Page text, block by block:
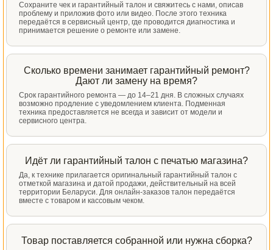
Сохраните чек и гарантийный талон и свяжитесь с нами, описав
проблему и приложив фото или видео. После этого техника
передаётся в сервисный центр, где проводится диагностика и
принимается решение о ремонте или замене.
Сколько времени занимает гарантийный ремонт?
Дают ли замену на время?
Срок гарантийного ремонта — до 14–21 дня. В сложных случаях
возможно продление с уведомлением клиента. Подменная
техника предоставляется не всегда и зависит от модели и
сервисного центра.
Идёт ли гарантийный талон с печатью магазина?
Да, к технике прилагается оригинальный гарантийный талон с
отметкой магазина и датой продажи, действительный на всей
территории Беларуси. Для онлайн-заказов талон передаётся
вместе с товаром и кассовым чеком.
Товар поставляется собранной или нужна сборка?